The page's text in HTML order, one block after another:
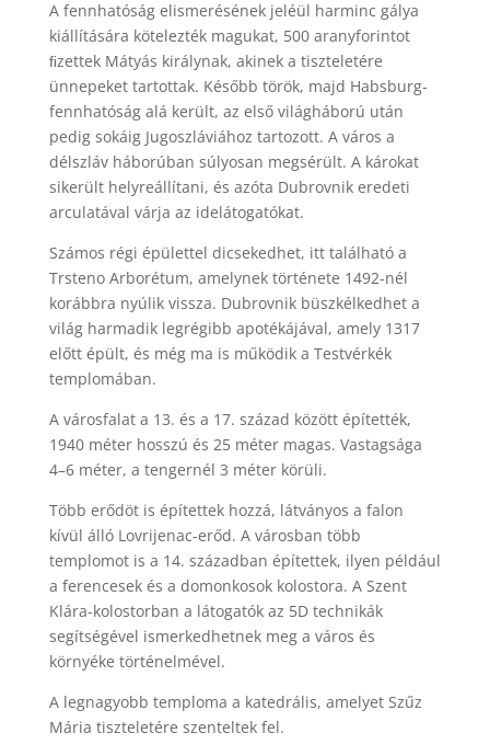
A fennhatóság elismerésének jeléül harminc gálya
kiállítására kötelezték magukat, 500 aranyforintot
ﬁzettek Mátyás királynak, akinek a tiszteletére
ünnepeket tartottak. Később török, majd Habsburg-
fennhatóság alá került, az első világháború után
pedig sokáig Jugoszláviához tartozott. A város a
délszláv háborúban súlyosan megsérült. A károkat
sikerült helyreállítani, és azóta Dubrovnik eredeti
arculatával várja az idelátogatókat.
Számos régi épülettel dicsekedhet, itt található a
Trsteno Arborétum, amelynek története 1492-nél
korábbra nyúlik vissza. Dubrovnik büszkélkedhet a
világ harmadik legrégibb apotékájával, amely 1317
előtt épült, és még ma is működik a Testvérkék
templomában.
A városfalat a 13. és a 17. század között építették,
1940 méter hosszú és 25 méter magas. Vastagsága
4–6 méter, a tengernél 3 méter körüli.
Több erődöt is építettek hozzá, látványos a falon
kívül álló Lovrijenac-erőd. A városban több
templomot is a 14. században építettek, ilyen például
a ferencesek és a domonkosok kolostora. A Szent
Klára-kolostorban a látogatók az 5D technikák
segítségével ismerkedhetnek meg a város és
környéke történelmével.
A legnagyobb temploma a katedrális, amelyet Szűz
Mária tiszteletére szenteltek fel.